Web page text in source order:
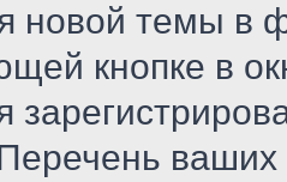
новой темы в
кнопке в
ваших